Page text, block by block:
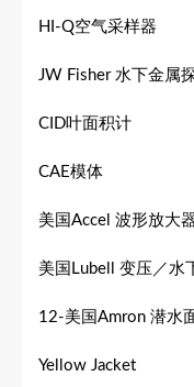
HI-Q空气采样器
JW Fisher 水下金属
CID叶面积计
CAE模体
美国Accel 波形放大
美国Lubell 变压／水
12-美国Amron 潜水
Yellow Jacket